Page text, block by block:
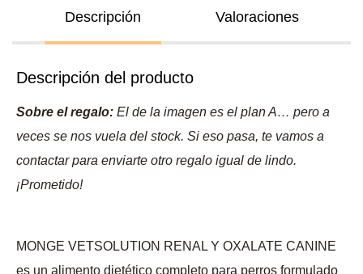
Descripción Valoraciones
Descripción del producto
Sobre el regalo: El de la imagen es el plan A… pero a
veces se nos vuela del stock. Si eso pasa, te vamos a
contactar para enviarte otro regalo igual de lindo.
¡Prometido!
MONGE VETSOLUTION RENAL Y OXALATE CANINE
es un alimento dietético completo para perros formulado